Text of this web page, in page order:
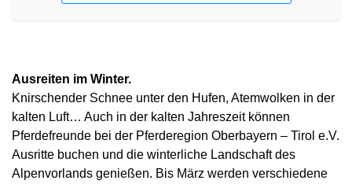
Ausreiten im Winter.
Knirschender Schnee unter den Hufen, Atemwolken in der
kalten Luft… Auch in der kalten Jahreszeit können
Pferdefreunde bei der Pferderegion Oberbayern – Tirol e.V.
Ausritte buchen und die winterliche Landschaft des
Alpenvorlands genießen. Bis März werden verschiedene